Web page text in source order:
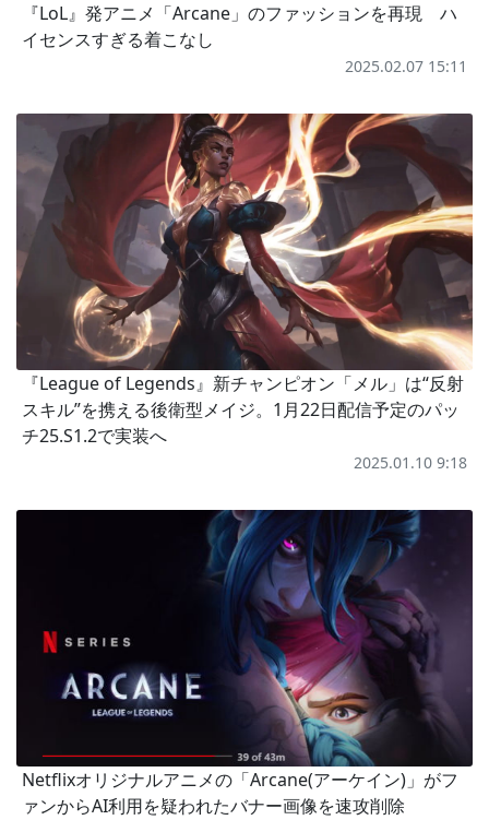
『LoL』発アニメ「Arcane」のファッションを再現 ハ
イセンスすぎる着こなし
2025.02.07 15:11
『League of Legends』新チャンピオン「メル」は“反射
スキル”を携える後衛型メイジ。1月22日配信予定のパッ
チ25.S1.2で実装へ
2025.01.10 9:18
Netflixオリジナルアニメの「Arcane(アーケイン)」がフ
ァンからAI利用を疑われたバナー画像を速攻削除